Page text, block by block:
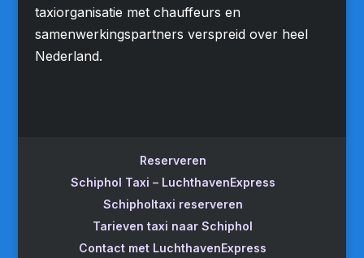
taxiorganisatie met chauffeurs en
samenwerkingspartners verspreid over heel
Nederland.
Reserveren
Schiphol Taxi – LuchthavenExpress
Schipholtaxi reserveren
Tarieven taxi naar Schiphol
Contact met LuchthavenExpress